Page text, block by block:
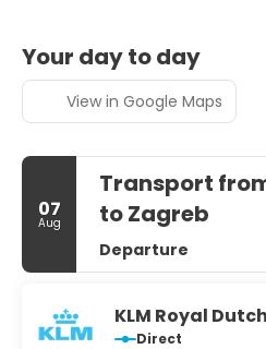
Your day to day
View in Google Maps
07
Aug
Transport
to Zagreb
Departure
KLM Royal
Direct